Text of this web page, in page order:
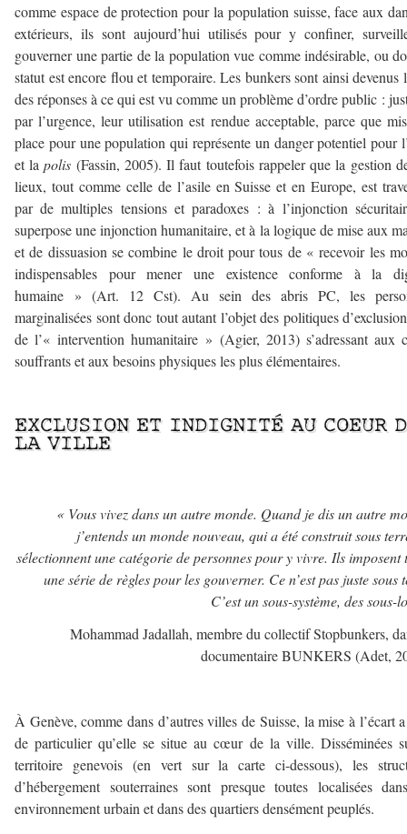
comme espace de protection pour la population suisse, face aux
extérieurs, ils sont aujourd’hui utilisés pour y confiner,
gouverner une partie de la population vue comme indésirable, ou
statut est encore flou et temporaire. Les bunkers sont ainsi devenus
des réponses à ce qui est vu comme un problème d’ordre public :
par l’urgence, leur utilisation est rendue acceptable, parce que
place pour une population qui représente un danger potentiel pour
et lapolis (Fassin, 2005). Il faut toutefois rappeler que la gestion
lieux, tout comme celle de l’asile en Suisse et en Europe, est
par de multiples tensions et paradoxes : à l’injonction
superpose une injonction humanitaire, et à la logique de mise aux
et de dissuasion se combine le droit pour tous de « recevoir les
indispensables pour mener une existence conforme à la
humaine » (Art. 12 Cst). Au sein des abris PC, les
marginalisées sont donc tout autant l’objet des politiques
de l’« intervention humanitaire » (Agier, 2013) s’adressant aux
souffrants et aux besoins physiques les plus élémentaires.
EXCLUSION ET INDIGNITÉ AU COEUR
LA VILLE
« Vous vivez dans un autre monde. Quand je dis un autre
j’entends un monde nouveau, qui a été construit sous
sélectionnent une catégorie de personnes pour y vivre. Ils imposent
une série de règles pour les gouverner. Ce n’est pas juste sous
C’est un sous-système, des sous-
Mohammad Jadallah, membre du collectif Stopbunkers,
documentaire BUNKERS (Adet,
À Genève, comme dans d’autres villes de Suisse, la mise à l’écart
de particulier qu’elle se situe au cœur de la ville. Disséminées
territoire genevois (en vert sur la carte ci-dessous), les
d’hébergement souterraines sont presque toutes localisées
environnement urbain et dans des quartiers densément peuplés.